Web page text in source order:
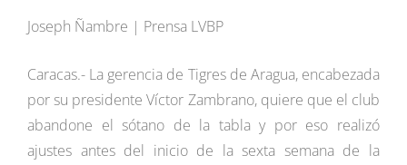
Joseph Ñambre | Prensa LVBP
Caracas.- La gerencia de Tigres de Aragua, encabezada
por su presidente Víctor Zambrano, quiere que el club
abandone el sótano de la tabla y por eso realizó
ajustes antes del inicio de la sexta semana de la